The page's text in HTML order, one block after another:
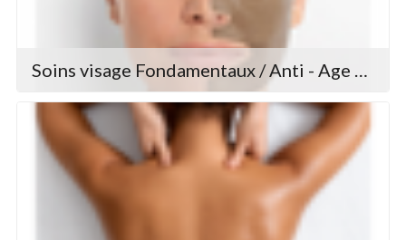
Soins visage Fondamentaux / Anti - Age Marins